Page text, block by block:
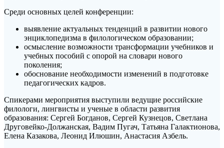
Среди основных целей конференции:
выявление актуальных тенденций в развитии нового
энциклопедизма в филологическом образовании;
осмысление возможности трансформации учебников и
учебных пособий с опорой на словари нового
поколения;
обоснование необходимости изменений в подготовке
педагогических кадров.
Спикерами мероприятия выступили ведущие российские
филологи, лингвисты и ученые в области развития
образования: Сергей Богданов, Сергей Кузнецов, Светлана
Друговейко-Должанская, Вадим Пугач, Татьяна Галактионова,
Елена Казакова, Леонид Илюшин, Анастасия Азбель.